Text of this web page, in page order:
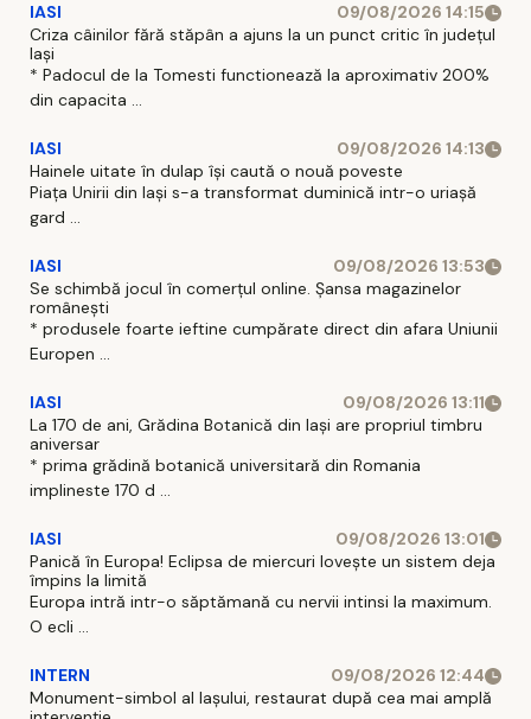
IASI
09/08/2026 14:15
Criza câinilor fără stăpân a ajuns la un punct critic în județul
Iași
* Padocul de la Tomesti functionează la aproximativ 200%
din capacita ...
IASI
09/08/2026 14:13
Hainele uitate în dulap îşi caută o nouă poveste
Piaţa Unirii din Iaşi s-a transformat duminică intr-o uriaşă
gard ...
IASI
09/08/2026 13:53
Se schimbă jocul în comerțul online. Șansa magazinelor
românești
* produsele foarte ieftine cumpărate direct din afara Uniunii
Europen ...
IASI
09/08/2026 13:11
La 170 de ani, Grădina Botanică din Iași are propriul timbru
aniversar
* prima grădină botanică universitară din Romania
implineste 170 d ...
IASI
09/08/2026 13:01
Panică în Europa! Eclipsa de miercuri lovește un sistem deja
împins la limită
Europa intră intr-o săptămană cu nervii intinsi la maximum.
O ecli ...
INTERN
09/08/2026 12:44
Monument-simbol al Iaşului, restaurat după cea mai amplă